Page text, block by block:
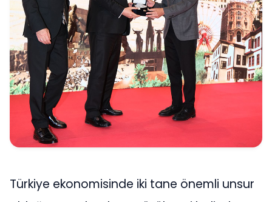
Türkiye ekonomisinde iki tane önemli unsur